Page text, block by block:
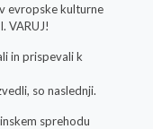
evropske kulturne
VARUJ!
in prispevali k
so naslednji.
sprehodu